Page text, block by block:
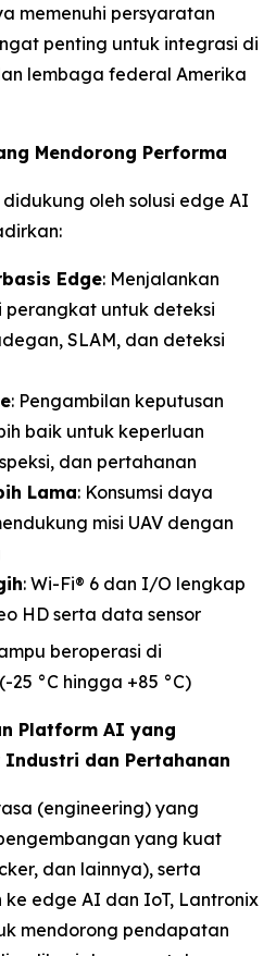
memenuhi persyaratan
penting untuk integrasi di
lembaga federal Amerika
Mendorong Performa
oleh solusi edge AI
Edge: Menjalankan
perangkat untuk deteksi
SLAM, dan deteksi
: Pengambilan keputusan
baik untuk keperluan
dan pertahanan
Lama: Konsumsi daya
misi UAV dengan
: Wi-Fi® 6 dan I/O lengkap
HD serta data sensor
beroperasi di
25 °C hingga +85 °C)
Platform AI yang
dan Pertahanan
(engineering) yang
yang kuat
dan lainnya), serta
edge AI dan IoT, Lantronix
mendorong pendapatan